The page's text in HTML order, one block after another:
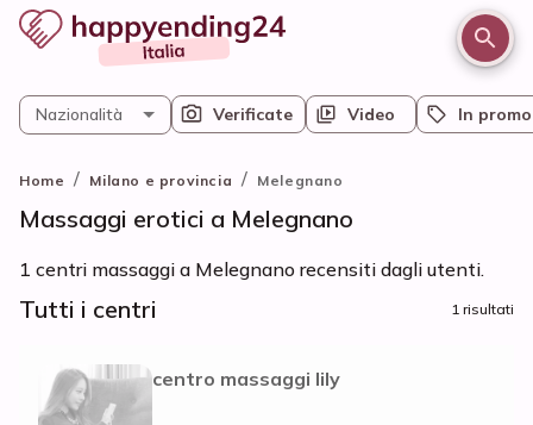
Verificate Video In promo
Nazionalità
Home / Milano e provincia / Melegnano
Massaggi erotici a Melegnano
1 centri massaggi a Melegnano recensiti dagli utenti.
Tutti i centri 1 risultati
centro massaggi lily